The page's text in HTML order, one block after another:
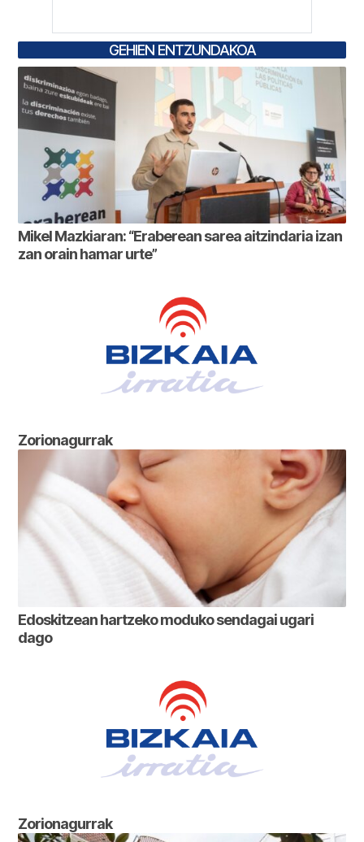
GEHIEN ENTZUNDAKOA
Mikel Mazkiaran: “Eraberean sarea aitzindaria izan
zan orain hamar urte”
Zorionagurrak
Edoskitzean hartzeko moduko sendagai ugari
dago
Zorionagurrak